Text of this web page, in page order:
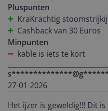
arriveerde onbeschadigd
registreerde het product
30 euro cashback kon
ongeveer 3 weken voordat
bankrekening stond. Over
geprofiteerd van de
Pluspunten
KraKrachtig
Cashback van 30 Euros
Minpunten
kable is iets te kort
27-01-2026
Het ijzer is geweldig!!! Dit